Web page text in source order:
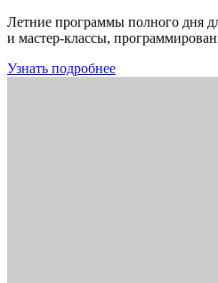
Летние программы полного дня
и мастер-классы,
Узнать подробнее